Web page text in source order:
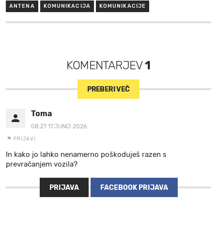
ANTENA KOMUNIKACIJA KOMUNIKACIJE
KOMENTARJEV1
PREBERI VEČ
Toma
08:27 17.JUNIJ 2026.
PRIJAVI
In kako jo lahko nenamerno poškoduješ razen s
prevračanjem vozila?
PRIJAVA FACEBOOK PRIJAVA